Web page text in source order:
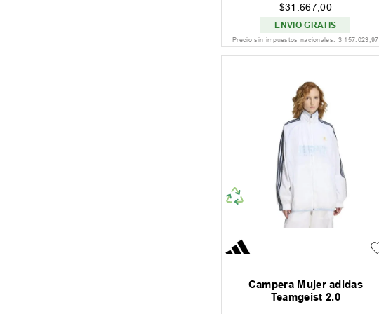
$31 .667 ,00
ENVIO GRATIS
Precio sin impuestos nacionales: $ 157.023,97
Campera Mujer adidas
Teamgeist 2.0